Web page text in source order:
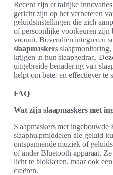
Recent zijn er talrijke
gericht zijn op het verbeteren
geluidsinstellingen die zich
of persoonlijke voorkeuren zijn
vooruit. Bovendien integreren
slaapmaskers
krijgen in hun slaapgedrag.
uitgebreide benadering van
helpt om beter en effectiever te
FAQ
Wat zijn slaapmaskers met
Slaapmaskers met
slaaphulpmiddelen die geluid
ontspannende muziek of
of ander Bluetooth-apparaat.
licht te blokkeren, maar ook
creëren.